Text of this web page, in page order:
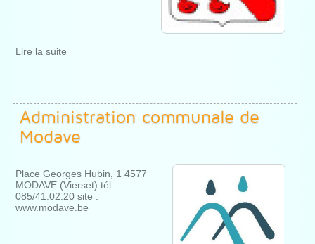
Lire la suite
Administration communale de
Modave
Place Georges Hubin, 1 4577
MODAVE (Vierset) tél. :
085/41.02.20 site :
www.modave.be